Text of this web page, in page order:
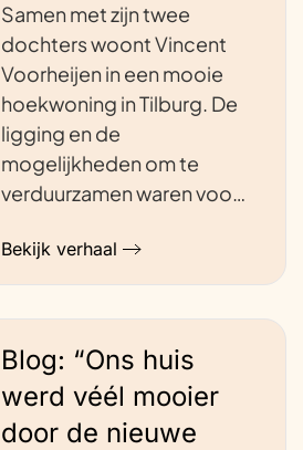
Samen met zijn twee
dochters woont Vincent
Voorheijen in een mooie
hoekwoning in Tilburg. De
ligging en de
mogelijkheden om te
verduurzamen waren voo…
Bekijk verhaal
Blog: “Ons huis
werd véél mooier
door de nieuwe